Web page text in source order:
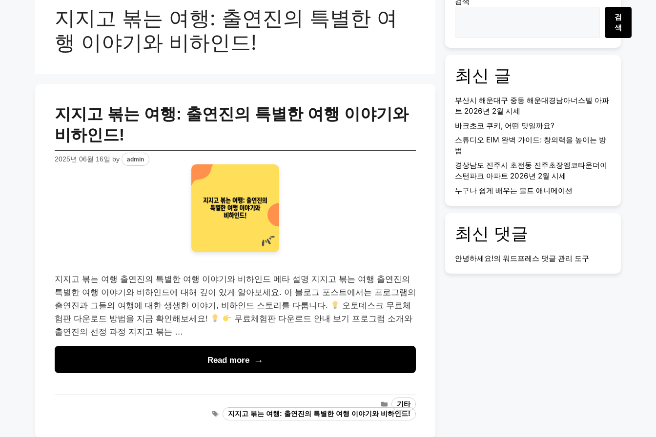
지지고 볶는 여행: 출연진의 특별한 여
행 이야기와 비하인드!
지지고 볶는 여행: 출연진의 특별한 여행 이야기와
비하인드!
2025년 06월 16일 by admin
지지고 볶는 여행 출연진의 특별한 여행 이야기와 비하인드 메타 설명 지지고 볶는 여행 출연진의
특별한 여행 이야기와 비하인드에 대해 깊이 있게 알아보세요. 이 블로그 포스트에서는 프로그램의
출연진과 그들의 여행에 대한 생생한 이야기, 비하인드 스토리를 다룹니다.
오토데스크 무료체
험판 다운로드 방법을 지금 확인해보세요!
무료체험판 다운로드 안내 보기 프로그램 소개와
출연진의 선정 과정 지지고 볶는 …
Read more
Categories
기타
Tags지지고 볶는 여행: 출연진의 특별한 여행 이야기와 비하인드!
검
색
최신 글
부산시 해운대구 중동 해운대경남아너스빌 아파
트 2026년 2월 시세
바크초코 쿠키, 어떤 맛일까요?
스튜디오 EIM 완벽 가이드: 창의력을 높이는 방
법
경상남도 진주시 초전동 진주초장엠코타운더이
스턴파크 아파트 2026년 2월 시세
누구나 쉽게 배우는 볼트 애니메이션
최신 댓글
안녕하세요!의 워드프레스 댓글 관리 도구